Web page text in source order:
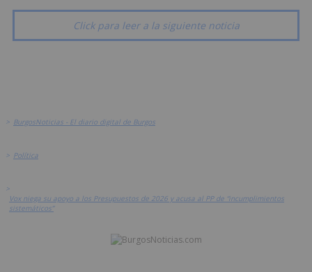
Click para leer a la siguiente noticia
> BurgosNoticias - El diario digital de Burgos
> Política
>
Vox niega su apoyo a los Presupuestos de 2026 y acusa al PP de “incumplimientos
sistemáticos”